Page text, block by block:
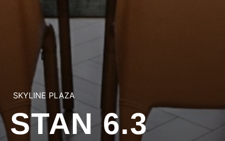
SKYLINE PLAZA
STAN 6.3